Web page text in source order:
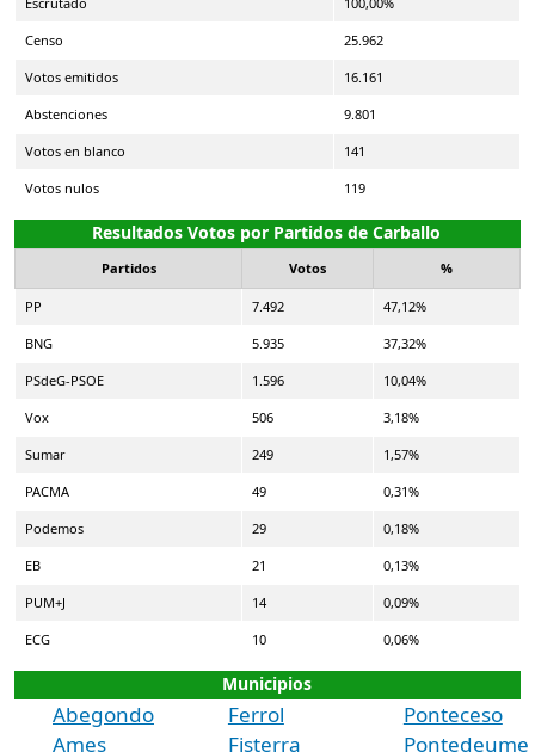
Censo 25.962
Votos emitidos 16.161
Abstenciones 9.801
Votos en blanco 141
Votos nulos 119
Resultados Votos por Partidos de Carballo
Partidos Votos %
PP 7.492 47,12%
BNG 5.935 37,32%
PSdeG-PSOE 1.596 10,04%
Vox 506 3,18%
Sumar 249 1,57%
PACMA 49 0,31%
Podemos 29 0,18%
EB 21 0,13%
PUM+J 14 0,09%
ECG 10 0,06%
Municipios
Abegondo
Ames
Ferrol
Fisterra
Ponteceso
Pontedeume